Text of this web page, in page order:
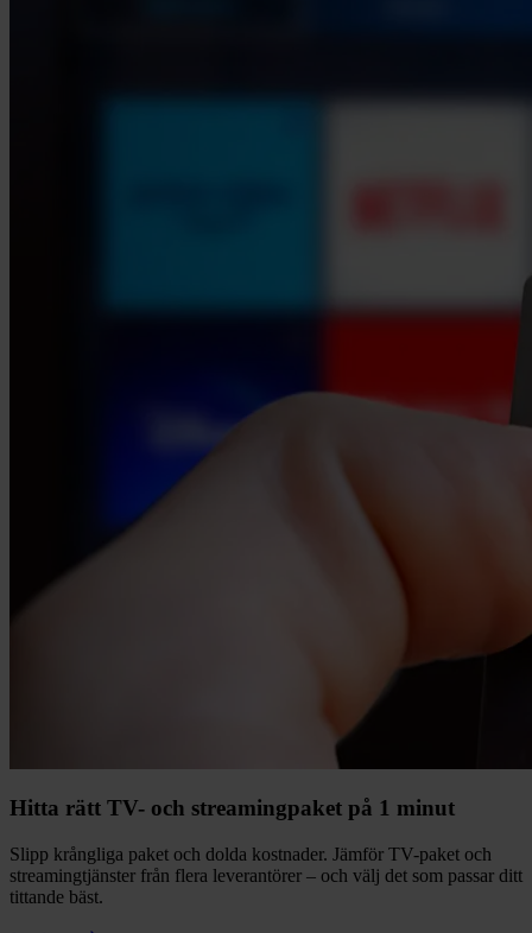
Hitta rätt TV- och streamingpaket på 1 minut
Slipp krångliga paket och dolda kostnader. Jämför TV-paket och
streamingtjänster från flera leverantörer – och välj det som passar ditt
tittande bäst.